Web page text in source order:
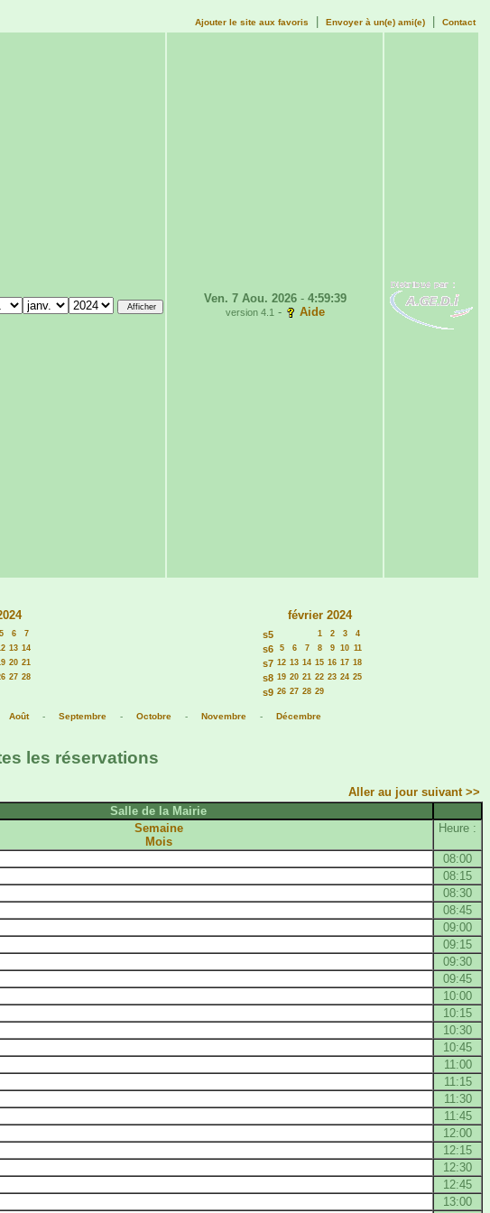
Ajouter le site aux favoris Envoyer à un(e) ami(e) Contact
Ven. 7 Aou. 2026- 4:59:39
version 4.1- Aide
5 6 7
13 14
20 21
27 28
février 2024
s5 1 2 3 4
s6 5 6 7 8 9 10 11
s7 12 13 14 15 16 17 18
s8 19 20 21 22 23 24 25
s9 26 27 28 29
Août- Septembre - Octobre - Novembre - Décembre
les réservations
Aller au jour suivant >>
Salle de la Mairie
Semaine
Mois
Heure :
08:00
08:15
08:30
08:45
09:00
09:15
09:30
09:45
10:00
10:15
10:30
10:45
11:00
11:15
11:30
11:45
12:00
12:15
12:30
12:45
13:00